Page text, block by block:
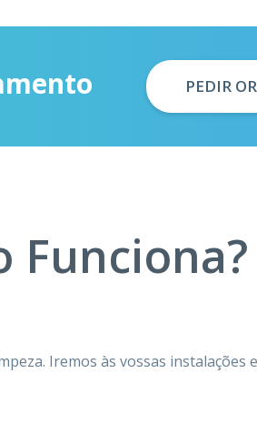
PEDIR
Funciona?
Iremos às vossas